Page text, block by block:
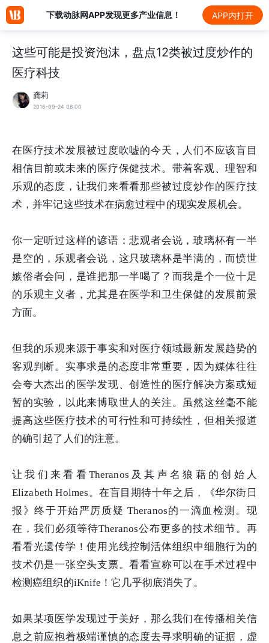
下载动脉网APP发现更多产业信息！ APP内打开
这些可能是投资泡沫，盘点12类被过度炒作的
医疗科技
龚莉
2016-09-24 08:00
在医疗技术发展被过度吹嘘的今天，人们不应该盲目
相信目前或未来的医疗保健技术。带着客观、理智和
乐观的态度，让我们来看看那些被过度炒作的医疗技
术，并牢记这些技术在病愈过程中的现实发展机会。
你一定听过这样的谚语：悲观者会说，玻璃杯有一半
是空的，乐观者会说，这只玻璃杯是半满的，而愤世
嫉俗者会问，是谁把那一半喝了？而我是个一位十足
的乐观主义者，尤其是在医学和卫生保健的发展前景
方面。
但我的乐观来源于事实和对医疗领域最新发展趋势的
客观判断。实事求是的态度非常重要，因为媒体往往
会夸大杰出的医学发现、创造性的医疗解决方案或短
暂的实验，以此来博取世人的关注。虽然这丝毫不能
提高这些医疗技术的可行性和可持续性，但相关报道
的确引起了人们的注意。
让我们来看看Theranos及其声名狼藉的创始人
Elizabeth Holmes。在盲目期待十年之后，《华尔街日
报》终于开始严厉质疑 Theranos的一滴血检测。现
在，我们必须等待Theranos公布更多的技术细节。再
看看光遗传学！使用光线控制活体组织中细胞行为的
技术仍是一张空头支票。看看宣称可以在手术过程中
检测癌组织的iKnife！它几乎彻底消失了。
如果某项医学发现过于美好，那么我们在传播相关信
息之前应抱着极端谨慎的态度去寻求明确的证据，虚